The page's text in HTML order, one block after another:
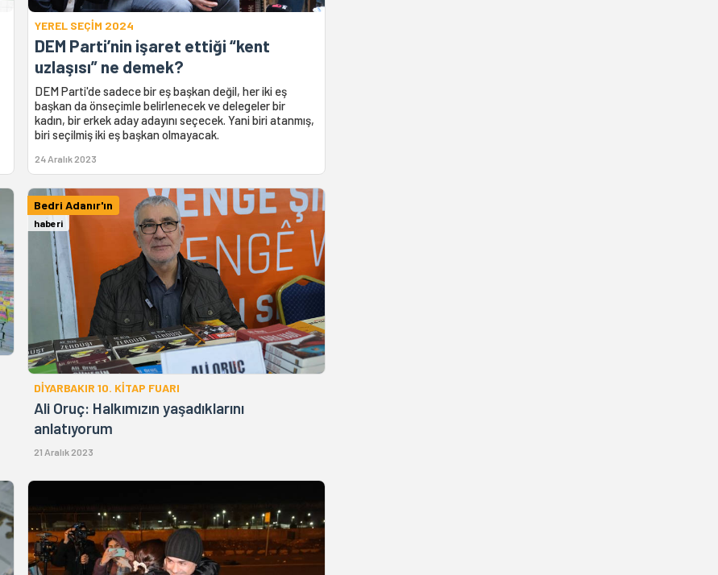
YEREL SEÇİM 2024
DEM Parti’nin işaret ettiği “kent
uzlaşısı” ne demek?
DEM Parti'de sadece bir eş başkan değil, her iki eş
başkan da önseçimle belirlenecek ve delegeler bir
kadın, bir erkek aday adayını seçecek. Yani biri atanmış,
biri seçilmiş iki eş başkan olmayacak.
24 Aralık 2023
Bedri Adanır'ın
haberi
DİYARBAKIR 10. KİTAP FUARI
Ali Oruç: Halkımızın yaşadıklarını
anlatıyorum
21 Aralık 2023